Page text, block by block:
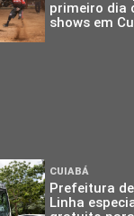
primeiro dia
shows em
CUIABÁ
Prefeitura
Linha